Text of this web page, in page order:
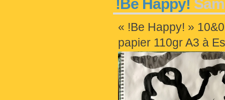
!Be Happy!
« !Be Happy! »
papier 110gr A3 à